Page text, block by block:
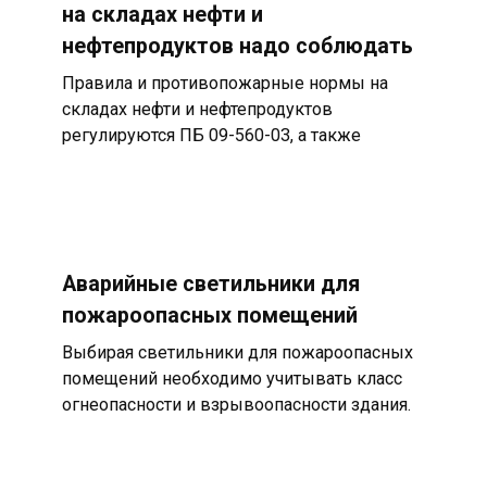
на складах нефти и
нефтепродуктов надо соблюдать
Правила и противопожарные нормы на
складах нефти и нефтепродуктов
регулируются ПБ 09-560-03, а также
Аварийные светильники для
пожароопасных помещений
Выбирая светильники для пожароопасных
помещений необходимо учитывать класс
огнеопасности и взрывоопасности здания.